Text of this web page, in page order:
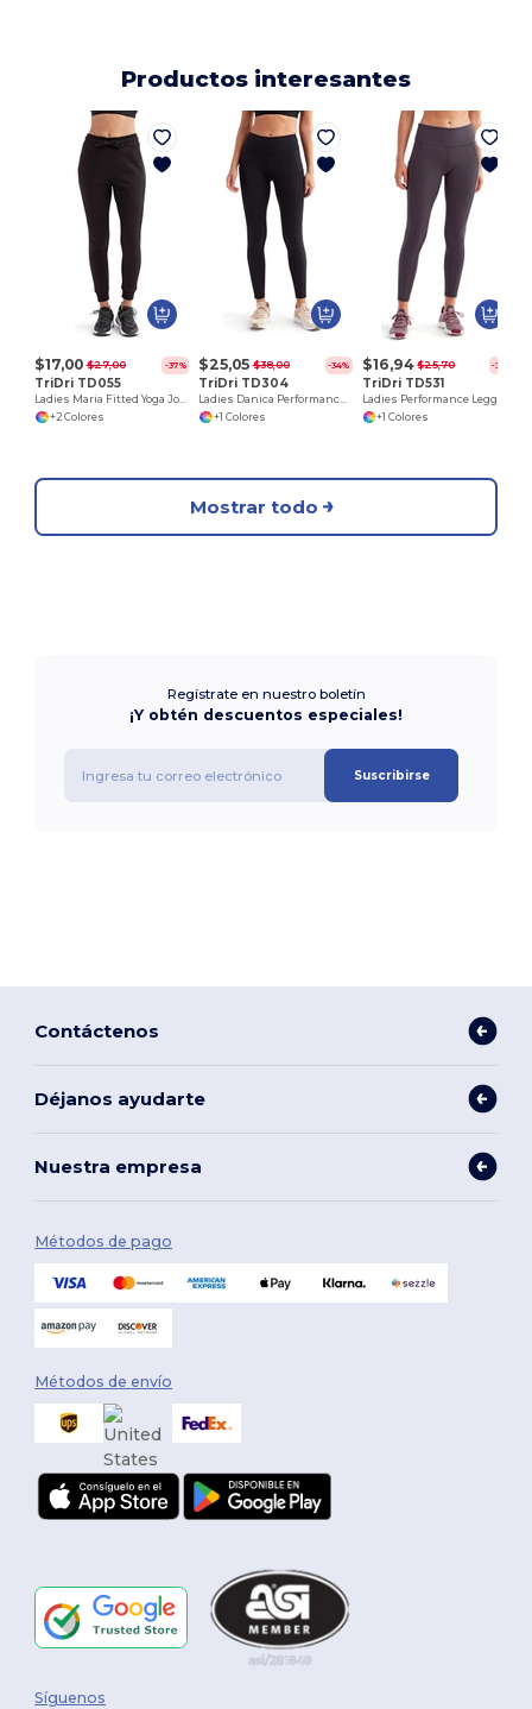
Productos interesantes
$17,00 $27,00 -37%
TriDri TD055
Ladies Maria Fitted Yoga Jogger
+2 Colores
$25,05 $38,00 -34%
TriDri TD304
Ladies Danica Performance Leggings
+1 Colores
$16,94 $25,70 -34%
TriDri TD531
+1 Colores
Mostrar todo
Regístrate en nuestro boletín
¡Y obtén descuentos especiales!
Suscribirse
Contáctenos
Déjanos ayudarte
Nuestra empresa
Métodos de pago
Métodos de envío
Síguenos